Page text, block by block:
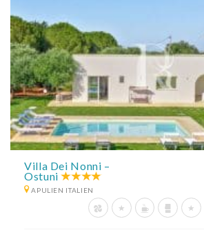
Villa Dei Nonni –
Ostuni
APULIEN ITALIEN